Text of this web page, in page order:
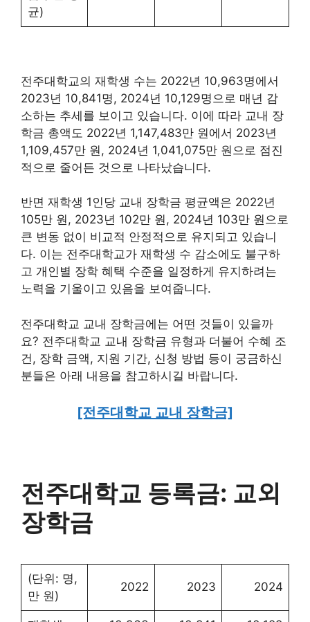
균)
전주대학교의 재학생 수는 2022년 10,963명에서
2023년 10,841명, 2024년 10,129명으로 매년 감
소하는 추세를 보이고 있습니다. 이에 따라 교내 장
학금 총액도 2022년 1,147,483만 원에서 2023년
1,109,457만 원, 2024년 1,041,075만 원으로 점진
적으로 줄어든 것으로 나타났습니다.
반면 재학생 1인당 교내 장학금 평균액은 2022년
105만 원, 2023년 102만 원, 2024년 103만 원으로
큰 변동 없이 비교적 안정적으로 유지되고 있습니
다. 이는 전주대학교가 재학생 수 감소에도 불구하
고 개인별 장학 혜택 수준을 일정하게 유지하려는
노력을 기울이고 있음을 보여줍니다.
전주대학교 교내 장학금에는 어떤 것들이 있을까
요? 전주대학교 교내 장학금 유형과 더불어 수혜 조
건, 장학 금액, 지원 기간, 신청 방법 등이 궁금하신
분들은 아래 내용을 참고하시길 바랍니다.
[전주대학교 교내 장학금]
전주대학교 등록금: 교외
장학금
(단위: 명,
만 원)
2022 2023 2024